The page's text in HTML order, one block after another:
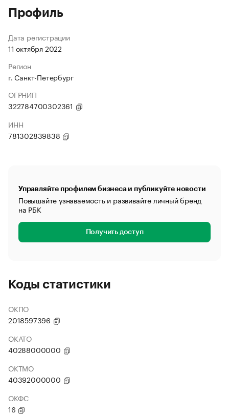
Профиль
Дата регистрации
11 октября 2022
Регион
г. Санкт-Петербург
ОГРНИП
322784700302361
ИНН
781302839838
Управляйте профилем бизнеса и публикуйте новости
Повышайте узнаваемость и развивайте личный бренд
на РБК
Получить доступ
Коды статистики
ОКПО
2018597396
ОКАТО
40288000000
ОКТМО
40392000000
ОКФС
16